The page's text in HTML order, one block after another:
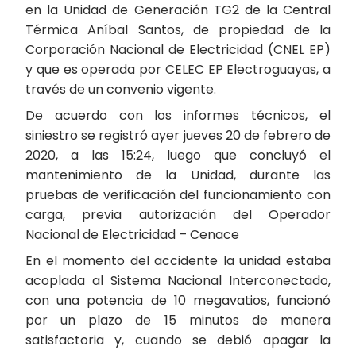
en la Unidad de Generación TG2 de la Central
Térmica Aníbal Santos, de propiedad de la
Corporación Nacional de Electricidad (CNEL EP)
y que es operada por CELEC EP Electroguayas, a
través de un convenio vigente.
De acuerdo con los informes técnicos, el
siniestro se registró ayer jueves 20 de febrero de
2020, a las 15:24, luego que concluyó el
mantenimiento de la Unidad, durante las
pruebas de verificación del funcionamiento con
carga, previa autorización del Operador
Nacional de Electricidad – Cenace
En el momento del accidente la unidad estaba
acoplada al Sistema Nacional Interconectado,
con una potencia de 10 megavatios, funcionó
por un plazo de 15 minutos de manera
satisfactoria y, cuando se debió apagar la